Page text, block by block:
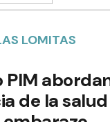
LOMITAS
PIM
de la